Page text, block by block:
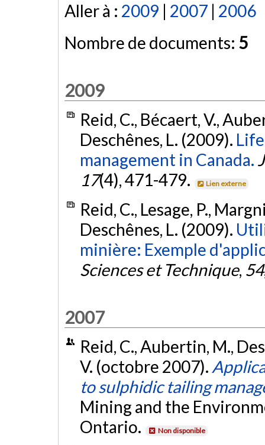
Aller à : 2009 | 2007 | 2006
Nombre de documents: 5
2009
Reid, C., Bécaert, V.,
Deschênes, L. (2009).
management in Canada.
17(4), 471-479. Lien externe
Reid, C., Lesage, P.,
Deschênes, L. (2009).
minière: Exemple
Sciences et Technique, 54
2007
Reid, C., Aubertin, M.,
V. (octobre 2007).
to sulphidic tailing
Mining and the
Ontario.
Non disponible